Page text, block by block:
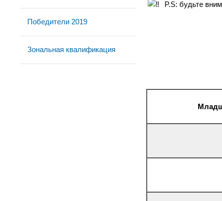
Победители 2019
Зональная квалификация
P.S: будьте